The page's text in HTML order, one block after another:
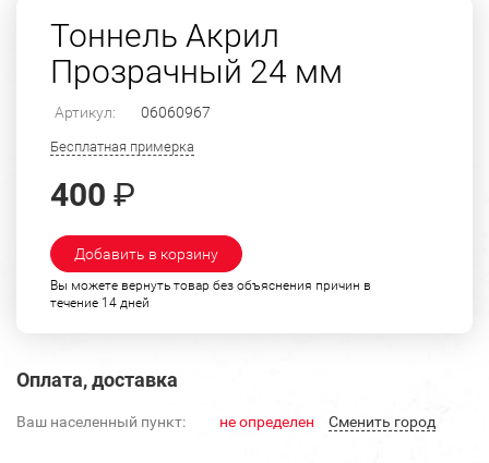
Тоннель Акрил
Прозрачный 24 мм
Артикул: 06060967
Бесплатная примерка
400 ₽
Добавить в корзину
Вы можете вернуть товар без объяснения причин в
течение 14 дней
Оплата, доставка
Ваш населенный пункт: не определен Cменить город